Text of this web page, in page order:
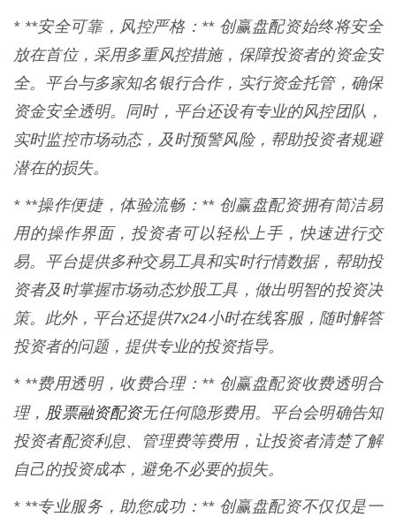
* **安全可靠，风控严格：** 创赢盘配资始终将安全
放在首位，采用多重风控措施，保障投资者的资金安
全。平台与多家知名银行合作，实行资金托管，确保
资金安全透明。同时，平台还设有专业的风控团队，
实时监控市场动态，及时预警风险，帮助投资者规避
潜在的损失。
* **操作便捷，体验流畅：** 创赢盘配资拥有简洁易
用的操作界面，投资者可以轻松上手，快速进行交
易。平台提供多种交易工具和实时行情数据，帮助投
资者及时掌握市场动态炒股工具，做出明智的投资决
策。此外，平台还提供7x24小时在线客服，随时解答
投资者的问题，提供专业的投资指导。
* **费用透明，收费合理：** 创赢盘配资收费透明合
理， 股票融资配资无任何隐形费用。平台会明确告知
投资者配资利息、管理费等费用，让投资者清楚了解
自己的投资成本，避免不必要的损失。
* **专业服务，助您成功：** 创赢盘配资不仅仅是一